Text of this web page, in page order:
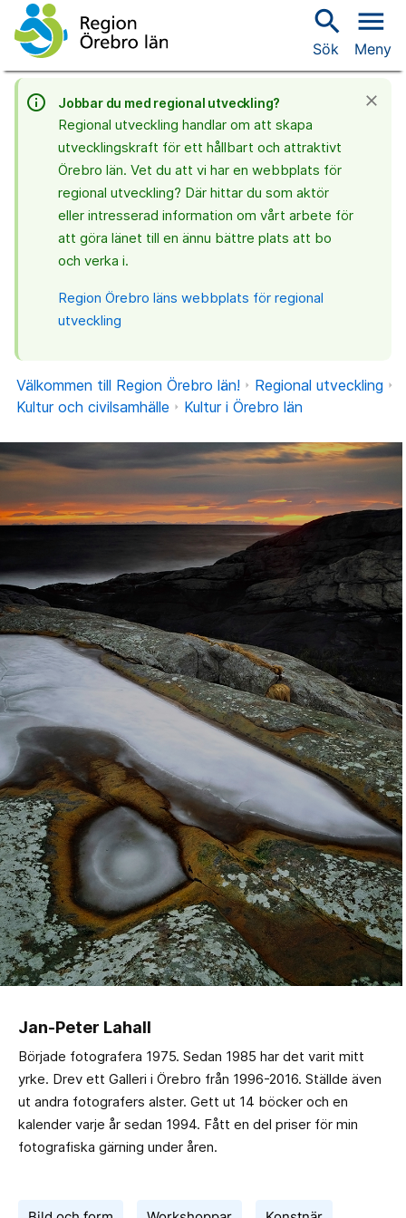
search
Sök
menu
Meny
info_outline
Jobbar du med regional utveckling?
Regional utveckling handlar om att skapa
utvecklingskraft för ett hållbart och attraktivt
Örebro län. Vet du att vi har en webbplats för
regional utveckling? Där hittar du som aktör
eller intresserad information om vårt arbete för
att göra länet till en ännu bättre plats att bo
och verka i.
Region Örebro läns webbplats för regional
utveckling
close
Välkommen till Region Örebro län!
Regional utveckling
Kultur och civilsamhälle
Kultur i Örebro län
Jan-Peter Lahall
Började fotografera 1975. Sedan 1985 har det varit mitt
yrke. Drev ett Galleri i Örebro från 1996-2016. Ställde även
ut andra fotografers alster. Gett ut 14 böcker och en
kalender varje år sedan 1994. Fått en del priser för min
fotografiska gärning under åren.